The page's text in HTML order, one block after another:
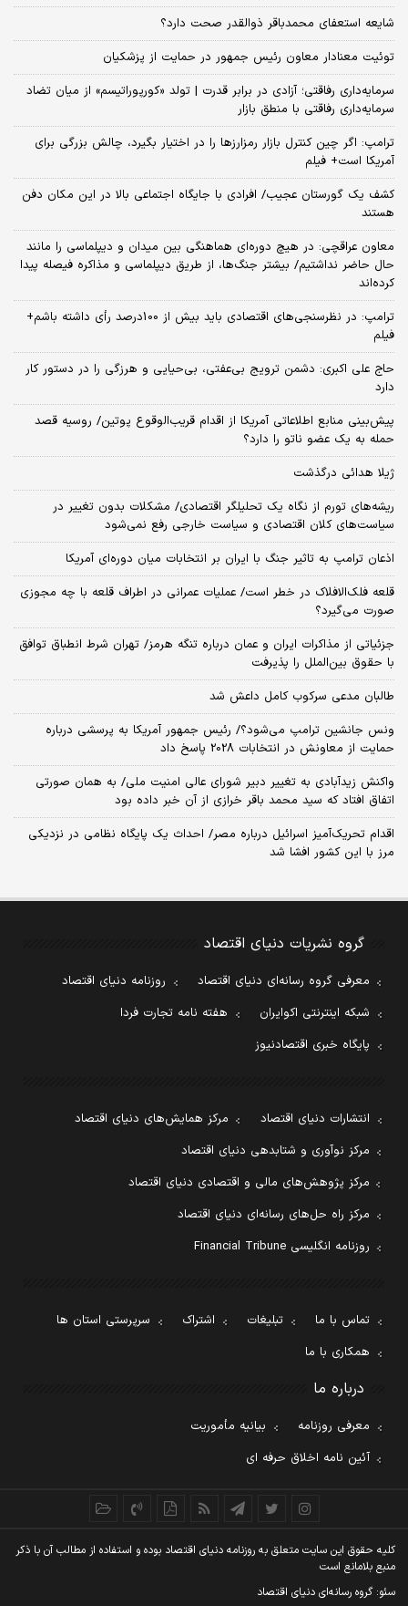
شایعه استعفای محمدباقر ذوالقدر صحت دارد؟
توئیت معنادار معاون رئیس جمهور در حمایت از پزشکیان
سرمایه‌داری رفاقتی؛ آزادی در برابر قدرت | تولد «کورپوراتیسم» از میان تضاد
سرمایه‌داری رفاقتی با منطق بازار
ترامپ: اگر چین کنترل بازار رمزارزها را در اختیار بگیرد، چالش بزرگی برای
آمریکا است+ فیلم
کشف یک گورستان عجیب/ افرادی با جایگاه اجتماعی بالا در این مکان دفن
هستند
معاون عراقچی: در هیچ دوره‌ای هماهنگی بین میدان و دیپلماسی را مانند
حال حاضر نداشتیم/ بیشتر جنگ‌ها، از طریق دیپلماسی و مذاکره فیصله پیدا
کرده‌اند
ترامپ: در نظرسنجی‌های اقتصادی باید بیش از 100درصد رأی داشته باشم+
فیلم
حاج علی اکبری: دشمن ترویج بی‌عفتی، بی‌حیایی و هرزگی را در دستور کار
دارد
پیش‌بینی منابع اطلاعاتی آمریکا از اقدام قریب‌الوقوع پوتین/ روسیه قصد
حمله به یک عضو ناتو را دارد؟
ژیلا هدائی درگذشت
ریشه‌های تورم از نگاه یک تحلیلگر اقتصادی/ مشکلات بدون تغییر در
سیاست‌های کلان اقتصادی و سیاست خارجی رفع نمی‌شود
اذعان ترامپ به تاثیر جنگ با ایران بر انتخابات میان دوره‌ای آمریکا
قلعه فلک‌الافلاک در خطر است/ عملیات عمرانی در اطراف قلعه با چه مجوزی
صورت می‌گیرد؟
جزئیاتی از مذاکرات ایران و عمان درباره تنگه هرمز/ تهران شرط انطباق توافق
با حقوق بین‌الملل را پذیرفت
طالبان مدعی سرکوب کامل داعش شد
ونس جانشین ترامپ می‌شود؟/ رئیس جمهور آمریکا به پرسشی درباره
حمایت از معاونش در انتخابات 2028 پاسخ داد
واکنش زیدآبادی به تغییر دبیر شورای عالی امنیت ملی/ به همان صورتی
اتفاق افتاد که سید محمد باقر خرازی از آن خبر داده بود
اقدام تحریک‌آمیز اسرائیل درباره مصر/ احداث یک پایگاه نظامی در نزدیکی
مرز با این کشور افشا شد
گروه نشریات دنیای اقتصاد
معرفی گروه رسانه‌ای دنیای اقتصاد
روزنامه دنیای اقتصاد
شبکه اینترنتی اکوایران
هفته نامه تجارت فردا
پایگاه خبری اقتصادنیوز
انتشارات دنیای اقتصاد
مرکز همایش‌های دنیای اقتصاد
مرکز نوآوری و شتابدهی دنیای اقتصاد
مرکز پژوهش‌های مالی و اقتصادی دنیای اقتصاد
مرکز راه حل‌های رسانه‌ای دنیای اقتصاد
روزنامه انگلیسی Financial Tribune
تماس با ما تبلیغات اشتراک
سرپرستی استان ها
همکاری با ما
درباره ما
معرفی روزنامه
بیانیه مأموریت
آئین نامه اخلاق حرفه ای
کليه حقوق اين سايت متعلق به روزنامه دنيای اقتصاد بوده و استفاده از مطالب آن با ذکر
منبع بلامانع است
سئو: گروه رسانه‌ای دنیای اقتصاد